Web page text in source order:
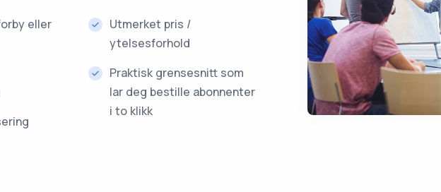
eller
Utmerket pris /
ytelsesforhold
Praktisk grensesnitt som
lar deg bestille abonnenter
i to klikk